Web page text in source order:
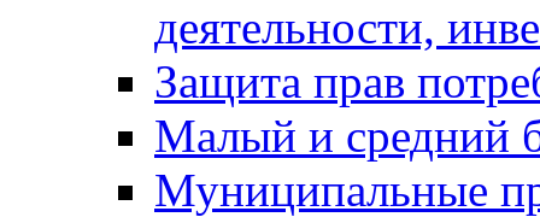
деятельности,
Защита прав
Малый и средний
Муниципальные